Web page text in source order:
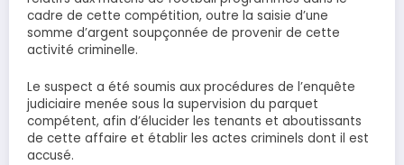
cadre de cette compétition, outre la saisie d’une
somme d’argent soupçonnée de provenir de cette
activité criminelle.
Le suspect a été soumis aux procédures de l’enquête
judiciaire menée sous la supervision du parquet
compétent, afin d’élucider les tenants et aboutissants
de cette affaire et établir les actes criminels dont il est
accusé.